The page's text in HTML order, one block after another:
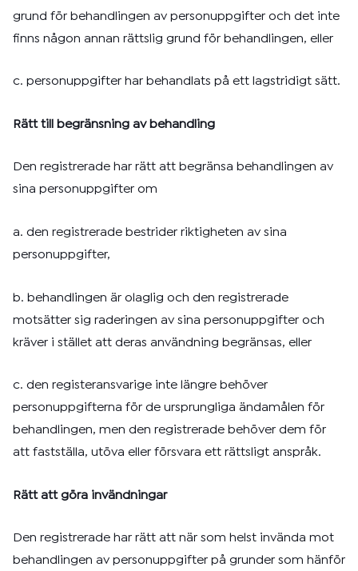
grund för behandlingen av personuppgifter och det inte
finns någon annan rättslig grund för behandlingen, eller
c. personuppgifter har behandlats på ett lagstridigt sätt.
Rätt till begränsning av behandling
Den registrerade har rätt att begränsa behandlingen av
sina personuppgifter om
a. den registrerade bestrider riktigheten av sina
personuppgifter,
b. behandlingen är olaglig och den registrerade
motsätter sig raderingen av sina personuppgifter och
kräver i stället att deras användning begränsas, eller
c. den registeransvarige inte längre behöver
personuppgifterna för de ursprungliga ändamålen för
behandlingen, men den registrerade behöver dem för
att fastställa, utöva eller försvara ett rättsligt anspråk.
Rätt att göra invändningar
Den registrerade har rätt att när som helst invända mot
behandlingen av personuppgifter på grunder som hänför